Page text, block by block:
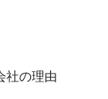
社の理由